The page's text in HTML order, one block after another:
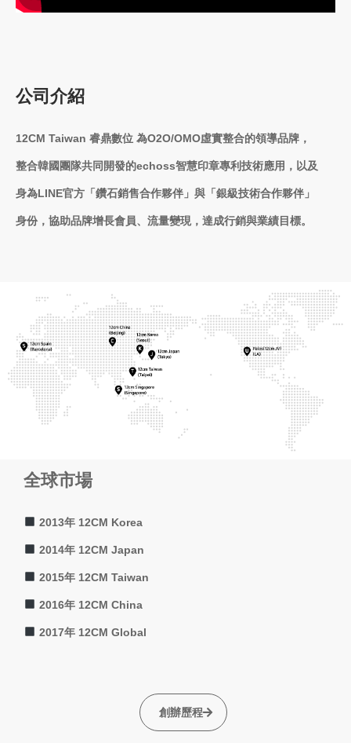
公司介紹
12CM Taiwan 睿鼎數位 為O2O/OMO虛實整合的領導品牌，
整合韓國團隊共同開發的echoss智慧印章專利技術應用，以及
身為LINE官方「鑽石銷售合作夥伴」與「銀級技術合作夥伴」
身份，協助品牌增長會員、流量變現，達成行銷與業績目標。
全球市場
2013年 12CM Korea
2014年 12CM Japan
2015年 12CM Taiwan
2016年 12CM China
2017年 12CM Global
創辦歷程